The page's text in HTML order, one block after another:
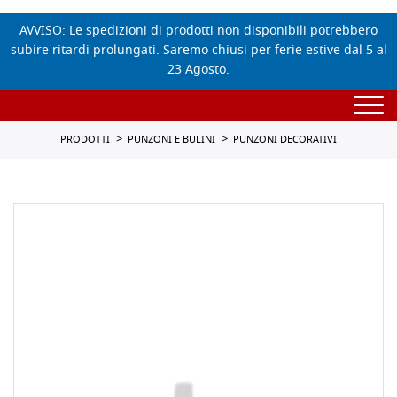
AVVISO: Le spedizioni di prodotti non disponibili potrebbero
subire ritardi prolungati. Saremo chiusi per ferie estive dal 5 al
23 Agosto.
PRODOTTI PUNZONI E BULINI PUNZONI DECORATIVI